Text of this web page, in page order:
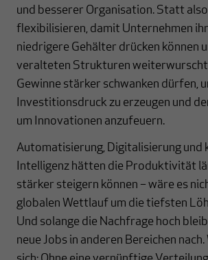
und besserer Organisation. Statt
flexibilisieren, damit Unternehmen
niedrigere Gehälter drücken können
veralteten Strukturen
Gewinne stärker schwanken dürfen,
Investitionsdruck zu erzeugen und
um Innovationen anzufeuern.
Automatisierung, Digitalisierung und
Intelligenz hätten die Produktivität
stärker steigern können – wäre es
globalen Wettlauf um die tiefsten
Und solange die Nachfrage hoch
neue Jobs in anderen Bereichen